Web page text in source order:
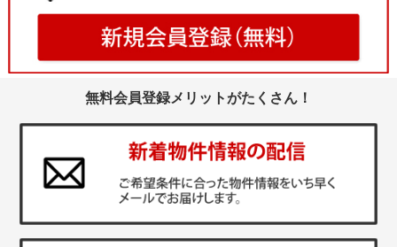
無料会員登録メリットがたくさん！